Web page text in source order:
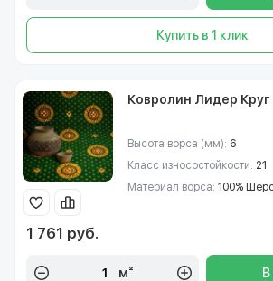
Купить в 1 клик
Ковролин Лидер
Высота ворса (мм): 6
Класс износостойкости: 21
Материал ворса: 100%
1 761 руб.
м²